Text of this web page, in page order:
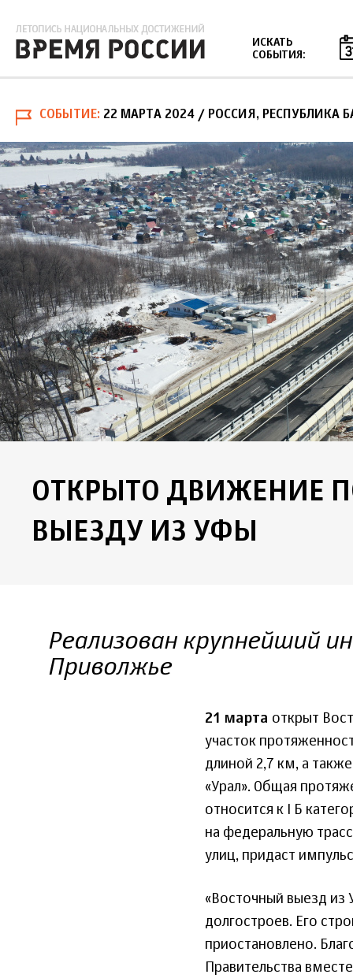
ИСКАТЬ
СОБЫТИЯ:
СОБЫТИЕ 22 МАРТА 2024 / РОССИЯ, РЕСПУБЛИКА
ОТКРЫТО ДВИЖЕНИЕ
ВЫЕЗДУ ИЗ УФЫ
Реализован крупнейший
Приволжье
21 марта открыт
участок
длиной 2,7 км, а
«Урал». Общая
относится к I Б
на федеральную
улиц, придаст
«Восточный выезд
долгостроев. Его
приостановлено.
Правительства